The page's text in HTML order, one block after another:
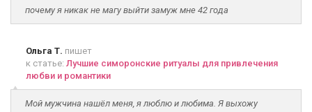
почему я никак не магу выйти замуж мне 42 года
Ольга Т. пишет
к статье: Лучшие симоронские ритуалы для привлечения
любви и романтики
Мой мужчина нашёл меня, я люблю и любима. Я выхожу